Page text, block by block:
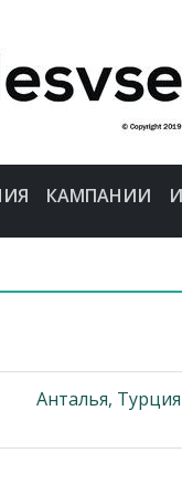
КАМПАНИИ
Анталья, Турция